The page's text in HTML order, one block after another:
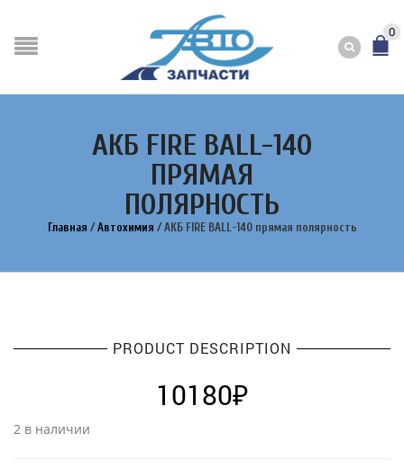
0
АКБ FIRE BALL-140
ПРЯМАЯ
ПОЛЯРНОСТЬ
Главная / Автохимия / АКБ FIRE BALL-140 прямая полярность
PRODUCT DESCRIPTION
10180₽
2 в наличии